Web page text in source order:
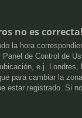
no es correcta!
la hora
de Control de
e.j. Londres,
para cambiar la
estar registrado. Si